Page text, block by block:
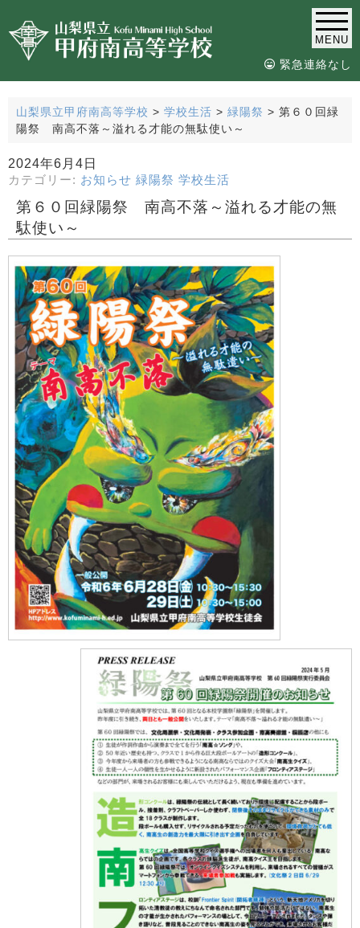
MENU
緊急連絡なし
山梨県立甲府南高等学校 > 学校生活 > 緑陽祭 > 第６０回緑
陽祭 南高不落～溢れる才能の無駄使い～
2024年6月4日
カテゴリー: お知らせ 緑陽祭 学校生活
第６０回緑陽祭 南高不落～溢れる才能の無
駄使い～